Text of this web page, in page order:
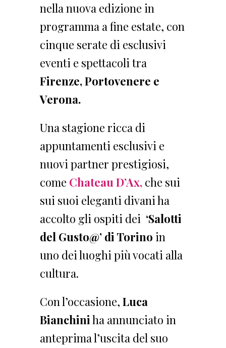
nella nuova edizione in
programma a fine estate, con
cinque serate di esclusivi
eventi e spettacoli tra
Firenze, Portovenere e
Verona.
Una stagione ricca di
appuntamenti esclusivi e
nuovi partner prestigiosi,
come Chateau D’Ax, che sui
sui suoi eleganti divani ha
accolto gli ospiti dei ‘Salotti
del Gusto@’ di Torino in
uno dei luoghi più vocati alla
cultura.
Con l’occasione, Luca
Bianchiniha annunciato in
anteprima l’uscita del suo